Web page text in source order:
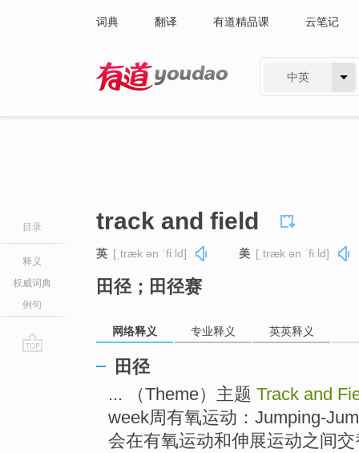
词典 翻译 有道精品课 云笔记
中英
目录
释义
权威词典
例句
track and field
英 [ˌtræk ən ˈfiːld] 美 [ˌtræk ən ˈfiːld]
田径；田径赛
网络释义 专业释义 英英释义
田径
... （Theme）主题 Track and
week周有氧运动：Jumping-
会在有氧运动和伸展运动之间